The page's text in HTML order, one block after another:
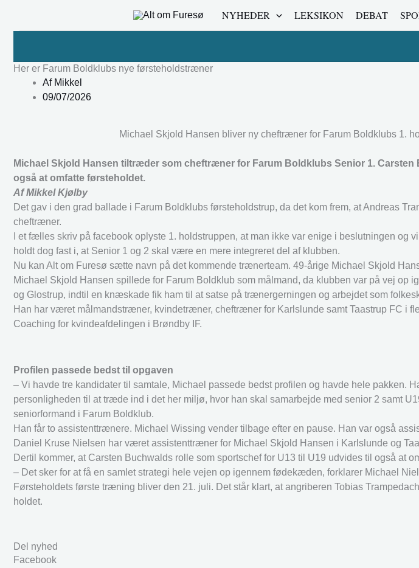
NYHEDER LEKSIKON DEBAT
Her er Farum Boldklubs nye førsteholdstræner
AfMikkel
09/07/2026
Michael Skjold Hansen bliver ny cheftræner for Farum Boldklubs 1.
Michael Skjold Hansen tiltræder som cheftræner for Farum Boldklubs Senior 1.
også at omfatte førsteholdet.
Af Mikkel Kjølby
Det gav i den grad ballade i Farum Boldklubs førsteholdstrup, da det kom frem, at Andreas
cheftræner.
I et fælles skriv på facebook oplyste 1. holdstruppen, at man ikke var enige i beslutningen og
holdt dog fast i, at Senior 1 og 2 skal være en mere integreret del af klubben.
Nu kan Alt om Furesø sætte navn på det kommende trænerteam. 49-årige Michael Skjold
Michael Skjold Hansen spillede for Farum Boldklub som målmand, da klubben var på vej op
og Glostrup, indtil en knæskade fik ham til at satse på trænergerningen og arbejdet som
Han har været målmandstræner, kvindetræner, cheftræner for Karlslunde samt Taastrup FC i
Coaching for kvindeafdelingen i Brøndby IF.
Profilen passede bedst til opgaven
– Vi havde tre kandidater til samtale, Michael passede bedst profilen og havde hele pakken.
personligheden til at træde ind i det her miljø, hvor han skal samarbejde med senior 2 samt
seniorformand i Farum Boldklub.
Han får to assistenttrænere. Michael Wissing vender tilbage efter en pause. Han var også
Daniel Kruse Nielsen har været assistenttræner for Michael Skjold Hansen i Karlslunde og
Dertil kommer, at Carsten Buchwalds rolle som sportschef for U13 til U19 udvides til også at
– Det sker for at få en samlet strategi hele vejen op igennem fødekæden, forklarer Michael
Førsteholdets første træning bliver den 21. juli. Det står klart, at angriberen Tobias
holdet.
Del nyhed
Facebook